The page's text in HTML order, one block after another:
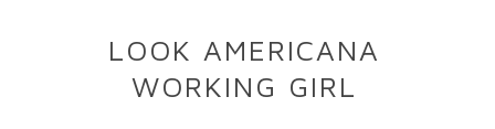
LOOK AMERICANA
WORKING GIRL